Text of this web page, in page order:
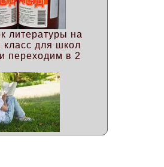
литературы на
класс для школ
переходим в 2